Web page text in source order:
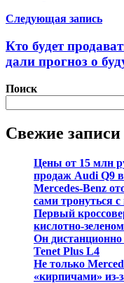
Следующая запись
Кто будет
дали прогноз о
Поиск
Свежие записи
Цены от 15 млн
продаж Audi Q9
Mercedes-Benz
сами тронуться с
Первый
кислотно-
Он
Tenet Plus L4
Не только
«кирпичами» из-